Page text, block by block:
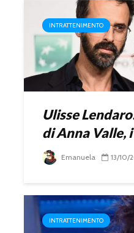
INTRATTENIMENTO
Ulisse
di Anna Valle,
Emanuela 13/10/
INTRATTENIMENTO